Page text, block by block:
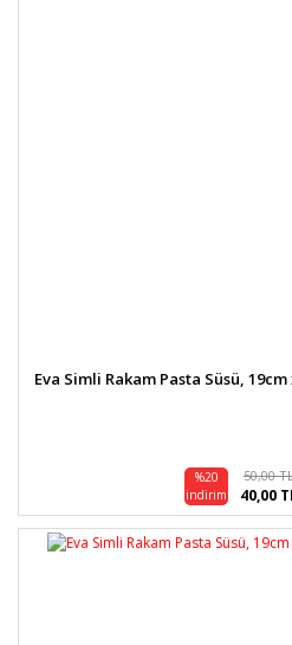
Eva Simli Rakam Pasta Süsü,
%20
indirim
50,00
40,00